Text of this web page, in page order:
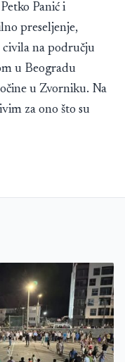
Panić i
preseljenje,
civila na području
u Beogradu
u Zvorniku. Na
za ono što su